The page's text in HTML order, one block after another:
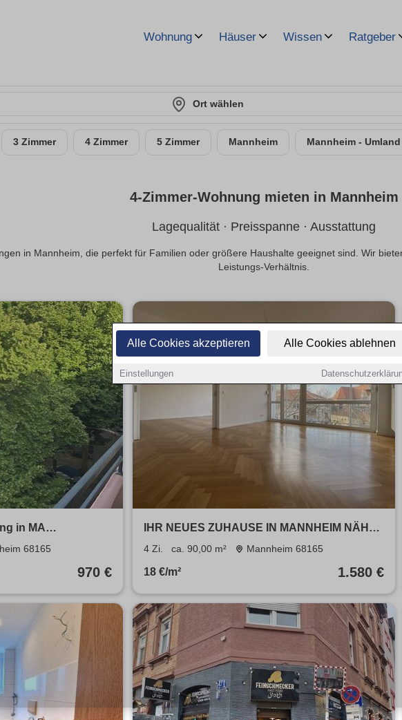
Alle Cookies akzeptieren Alle Cookies ablehnen
Einstellungen
Wohnung Häuser Wissen Ratgeber
Ort wählen
3 Zimmer 4 Zimmer 5 Zimmer Mannheim Mannheim - Umland
4-Zimmer-Wohnung mieten in Mannheim
Lagequalität · Preisspanne · Ausstattung
in Mannheim, die perfekt für Familien oder größere Haushalte geeignet sind. Wir
Leistungs-Verhältnis.
in MA
68165
970 €
IHR NEUES ZUHAUSE IN MANNHEIM NÄHE
WASSERTURM: HOCHWERTIGE 3-ZIMMER-
4 Zi. ca. 90,00 m² Mannheim 68165
18 €/m² 1.580 €